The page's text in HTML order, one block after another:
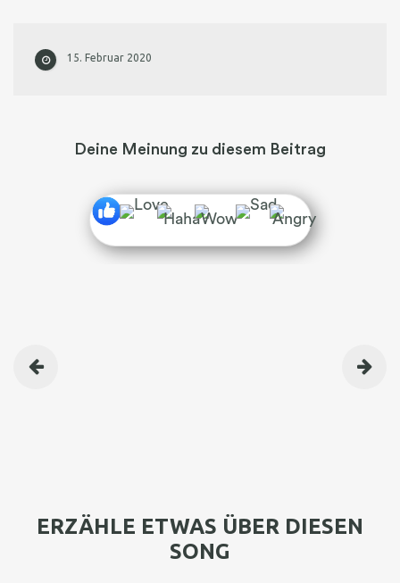
15. Februar 2020
Deine Meinung zu diesem Beitrag
BEITRAGSNAVIGATION
ERZÄHLE ETWAS ÜBER DIESEN
SONG